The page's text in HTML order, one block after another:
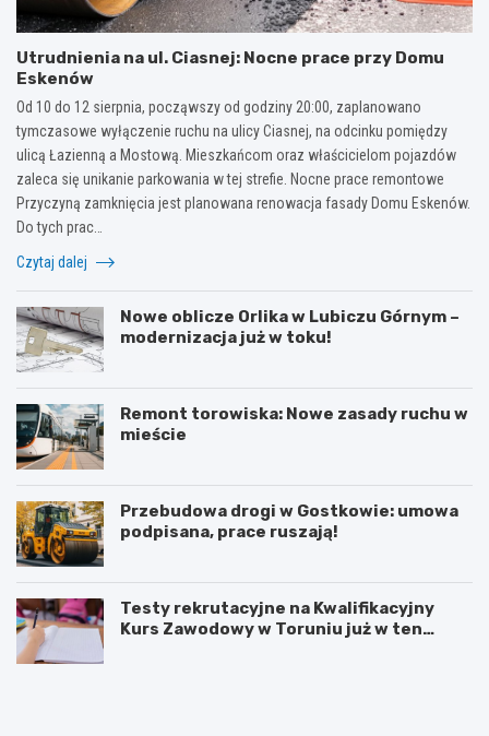
Utrudnienia na ul. Ciasnej: Nocne prace przy Domu
Eskenów
Od 10 do 12 sierpnia, począwszy od godziny 20:00, zaplanowano
tymczasowe wyłączenie ruchu na ulicy Ciasnej, na odcinku pomiędzy
ulicą Łazienną a Mostową. Mieszkańcom oraz właścicielom pojazdów
zaleca się unikanie parkowania w tej strefie. Nocne prace remontowe
Przyczyną zamknięcia jest planowana renowacja fasady Domu Eskenów.
Do tych prac…
Czytaj dalej
Nowe oblicze Orlika w Lubiczu Górnym –
modernizacja już w toku!
Remont torowiska: Nowe zasady ruchu w
mieście
Przebudowa drogi w Gostkowie: umowa
podpisana, prace ruszają!
Testy rekrutacyjne na Kwalifikacyjny
Kurs Zawodowy w Toruniu już w ten